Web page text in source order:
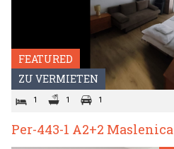
FEATURED
ZU VERMIETEN
1 1 1
Per-443-1 A2+2 Maslenica